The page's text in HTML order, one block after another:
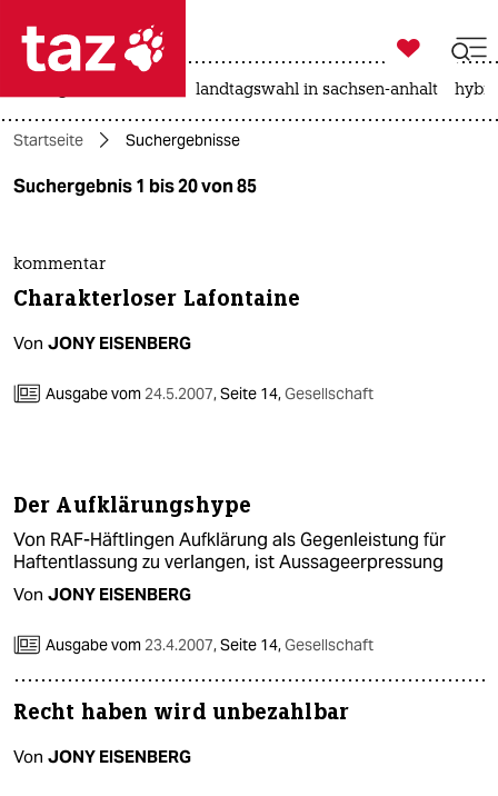
 taz zahl ich
taz zahl ich
themen
politik
öko
gesellschaft
kultur
berlin
nord
wahrheit
verlag

taz zahl ich
landtagswahl in sachsen-anhalt
Startseite Suchergebnisse
Suchergebnis 1 bis 20 von 85
kommentar
Charakterloser Lafontaine
Von JONY EISENBERG
Ausgabe vom 24.5.2007,Seite 14,Gesellschaft
Der Aufklärungshype
Von RAF-Häftlingen Aufklärung als Gegenleistung für
Haftentlassung zu verlangen, ist Aussageerpressung
Von JONY EISENBERG
Ausgabe vom 23.4.2007,Seite 14,Gesellschaft
Recht haben wird unbezahlbar
Von JONY EISENBERG